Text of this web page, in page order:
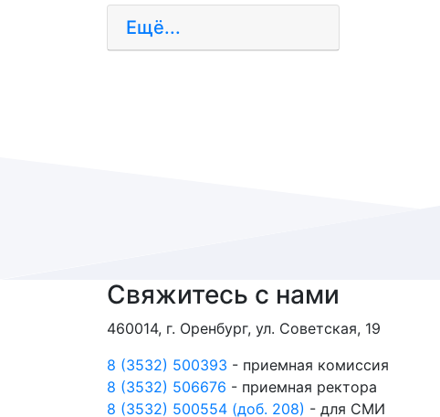
Ещё...
Свяжитесь с нами
460014, г. Оренбург, ул. Советская, 19
8 (3532) 500393 - приемная комиссия
8 (3532) 506676 - приемная ректора
8 (3532) 500554 (доб. 208) - для СМИ